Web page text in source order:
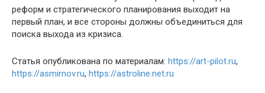
реформ и стратегического планирования выходит на
первый план, и все стороны должны объединиться для
поиска выхода из кризиса.
Статья опубликована по материалам: https://art-pilot.ru,
https://asmirnov.ru, https://astroline.net.ru